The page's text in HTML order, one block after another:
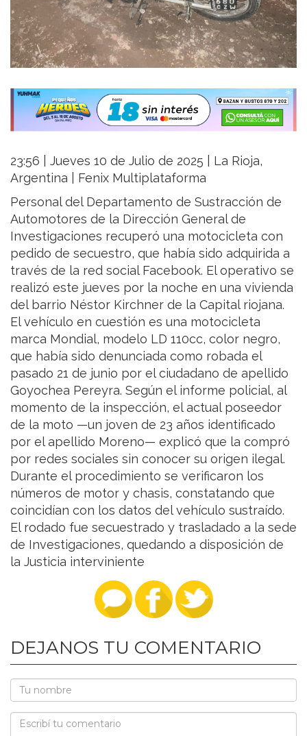
23:56 | Jueves 10 de Julio de 2025 | La Rioja,
Argentina | Fenix Multiplataforma
Personal del Departamento de Sustracción de
Automotores de la Dirección General de
Investigaciones recuperó una motocicleta con
pedido de secuestro, que había sido adquirida a
través de la red social Facebook. El operativo se
realizó este jueves por la noche en una vivienda
del barrio Néstor Kirchner de la Capital riojana.
El vehículo en cuestión es una motocicleta
marca Mondial, modelo LD 110cc, color negro,
que había sido denunciada como robada el
pasado 21 de junio por el ciudadano de apellido
Goyochea Pereyra. Según el informe policial, al
momento de la inspección, el actual poseedor
de la moto —un joven de 23 años identificado
por el apellido Moreno— explicó que la compró
por redes sociales sin conocer su origen ilegal.
Durante el procedimiento se verificaron los
números de motor y chasis, constatando que
coincidían con los datos del vehículo sustraído.
El rodado fue secuestrado y trasladado a la sede
de Investigaciones, quedando a disposición de
la Justicia interviniente
DEJANOS TU COMENTARIO